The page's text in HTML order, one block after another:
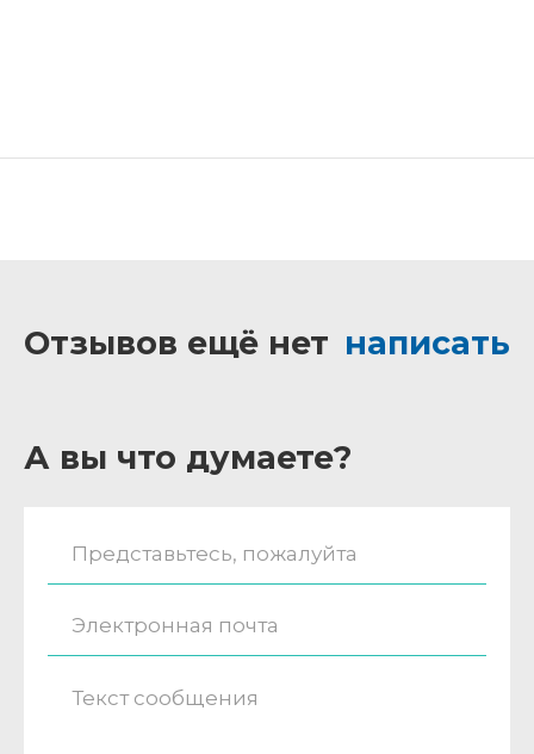
Отзывов ещё нет написать
А вы что думаете?